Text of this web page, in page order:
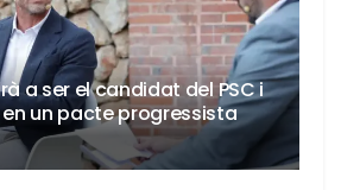
a ser el candidat del PSC i
un pacte progressista